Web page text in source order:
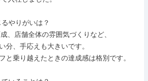
やりがいは？
、店舗全体の雰囲気づくりなど、
分、手応えも大きいです。
と乗り越えたときの達成感は格別です。